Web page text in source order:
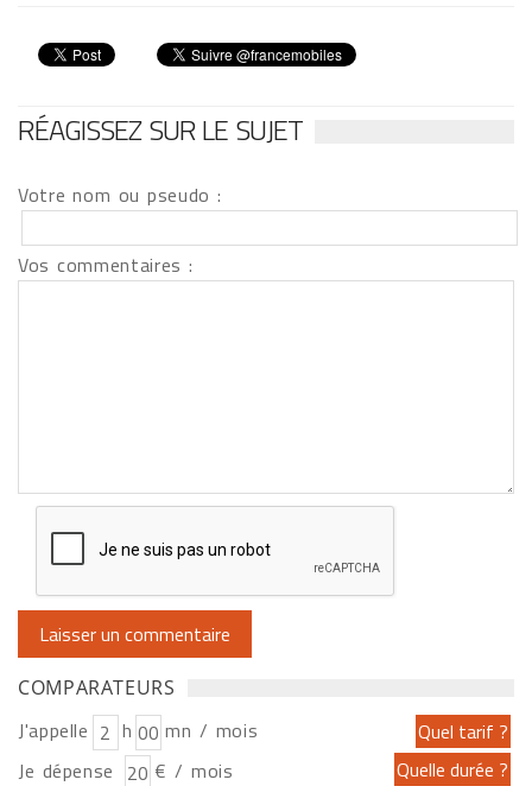
RÉAGISSEZ SUR LE SUJET
Votre nom ou pseudo :
Vos commentaires :
COMPARATEURS
J'appelle h
mn / mois
Je dépense
€ / mois